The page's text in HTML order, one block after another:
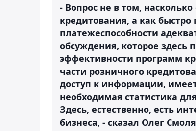
- Вопрос не в том,
кредитования, а как
платежеспособности
обсуждения, которое
эффективности программ
части розничного
доступ к информации,
необходимая статистика
Здесь, естественно, есть
бизнеса, - сказал Олег